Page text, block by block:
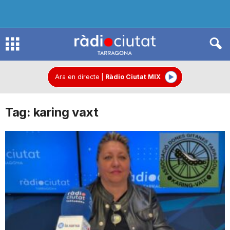
R
d
C
Ara en directe Ràdio Ciutat MIX
Tag: karing vaxt